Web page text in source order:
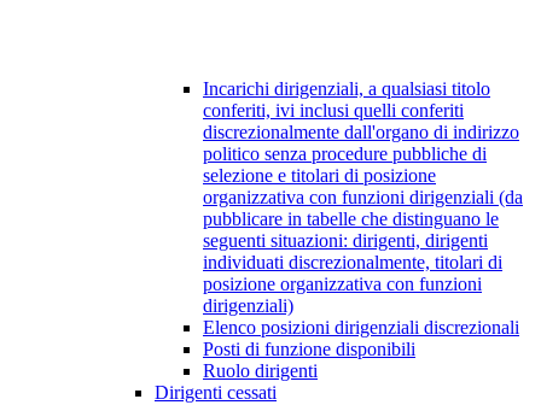
Incarichi dirigenziali, a qualsiasi titolo
conferiti, ivi inclusi quelli conferiti
discrezionalmente dall'organo di indirizzo
politico senza procedure pubbliche di
selezione e titolari di posizione
organizzativa con funzioni dirigenziali (da
pubblicare in tabelle che distinguano le
seguenti situazioni: dirigenti, dirigenti
individuati discrezionalmente, titolari di
posizione organizzativa con funzioni
dirigenziali)
Elenco posizioni dirigenziali discrezionali
Posti di funzione disponibili
Ruolo dirigenti
Dirigenti cessati